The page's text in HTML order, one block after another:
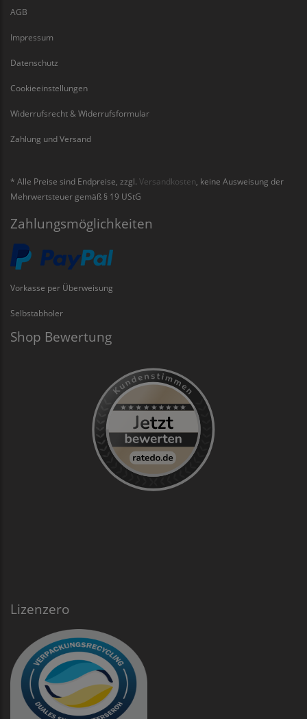
AGB
Impressum
Datenschutz
Cookieeinstellungen
Widerrufsrecht & Widerrufsformular
Zahlung und Versand
* Alle Preise sind Endpreise, zzgl. Versandkosten , keine Ausweisung der
Mehrwertsteuer gemäß § 19 UStG
Zahlungsmöglichkeiten
Vorkasse per Überweisung
Selbstabholer
Shop Bewertung
Lizenzero